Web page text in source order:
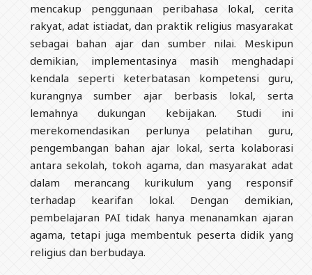
mencakup penggunaan peribahasa lokal, cerita
rakyat, adat istiadat, dan praktik religius masyarakat
sebagai bahan ajar dan sumber nilai. Meskipun
demikian, implementasinya masih menghadapi
kendala seperti keterbatasan kompetensi guru,
kurangnya sumber ajar berbasis lokal, serta
lemahnya dukungan kebijakan. Studi ini
merekomendasikan perlunya pelatihan guru,
pengembangan bahan ajar lokal, serta kolaborasi
antara sekolah, tokoh agama, dan masyarakat adat
dalam merancang kurikulum yang responsif
terhadap kearifan lokal. Dengan demikian,
pembelajaran PAI tidak hanya menanamkan ajaran
agama, tetapi juga membentuk peserta didik yang
religius dan berbudaya.